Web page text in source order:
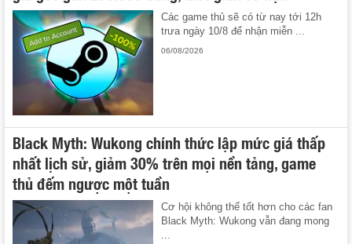
Các game thủ sẽ có từ nay tới 12h
trưa ngày 10/8 để nhận miễn ...
06/08/2026
Black Myth: Wukong chính thức lập mức giá thấp
nhất lịch sử, giảm 30% trên mọi nền tảng, game
thủ đếm ngược một tuần
Cơ hội không thể tốt hơn cho các fan
Black Myth: Wukong vẫn đang mong
...